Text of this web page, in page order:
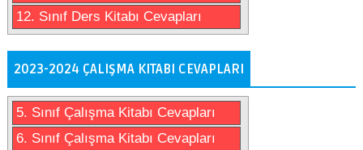
12. Sınıf Ders Kitabı Cevapları
2023-2024 ÇALIŞMA KITABI CEVAPLARI
5. Sınıf Çalışma Kitabı Cevapları
6. Sınıf Çalışma Kitabı Cevapları